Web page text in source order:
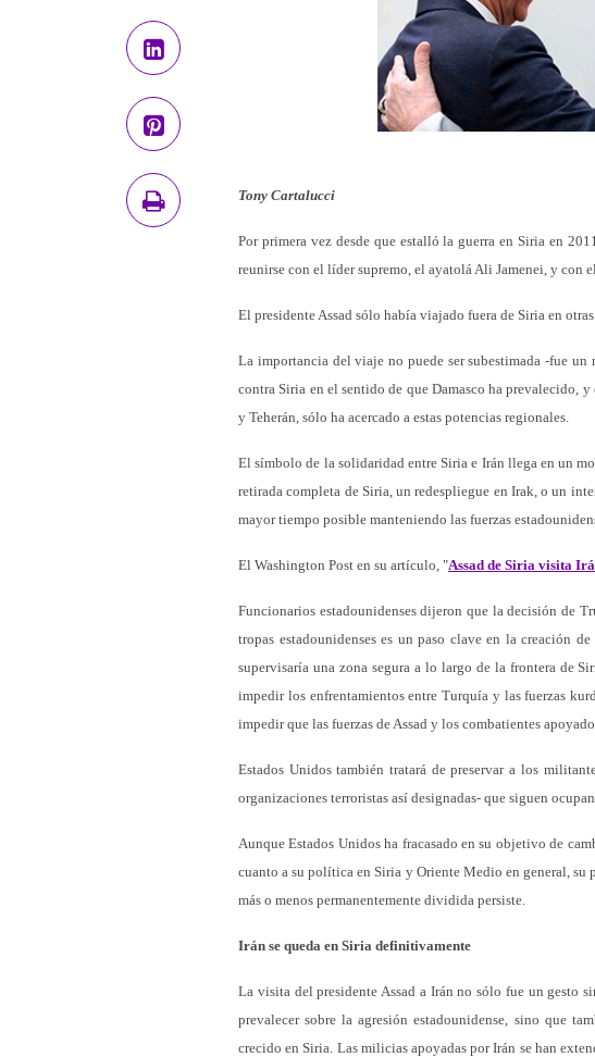
Tony Cartalucci
Por primera vez desde que estalló la guerra en Siria en
reunirse con el líder supremo, el ayatolá Ali Jamenei, y con
El presidente Assad sólo había viajado fuera de Siria en
La importancia del viaje no puede ser subestimada -fue un
contra Siria en el sentido de que Damasco ha prevalecido,
y Teherán, sólo ha acercado a estas potencias regionales.
El símbolo de la solidaridad entre Siria e Irán llega en un
retirada completa de Siria, un redespliegue en Irak, o un
mayor tiempo posible manteniendo las fuerzas
El Washington Post en su artículo, "Assad de Siria visita
Funcionarios estadounidenses dijeron que la decisión de
tropas estadounidenses es un paso clave en la creación
supervisaría una zona segura a lo largo de la frontera de
impedir los enfrentamientos entre Turquía y las fuerzas
impedir que las fuerzas de Assad y los combatientes
Estados Unidos también tratará de preservar a los
organizaciones terroristas así designadas- que siguen
Aunque Estados Unidos ha fracasado en su objetivo de
cuanto a su política en Siria y Oriente Medio en general,
más o menos permanentemente dividida persiste.
Irán se queda en Siria definitivamente
La visita del presidente Assad a Irán no sólo fue un gesto
prevalecer sobre la agresión estadounidense, sino que
crecido en Siria. Las milicias apoyadas por Irán se han